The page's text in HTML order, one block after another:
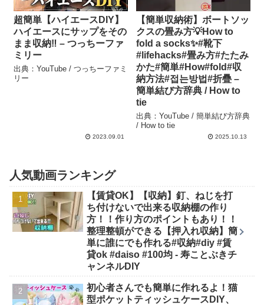
超簡単【ハイエースDIY】
ハイエースにサップをその
まま収納‼️ – つっちーファ
ミリー
出典：YouTube / つっちーファミ
リー
2023.09.01
【簡単収納術】ボートソッ
クスの畳み方💡How to
fold a socks✨#靴下
#lifehacks#畳み方#たたみ
かた#簡単#How#fold#収
納方法#접는방법#折疊 –
簡単結び方辞典 / How to
tie
出典：YouTube / 簡単結び方辞典
/ How to tie
2025.10.13
人気動画ランキング
【賃貸OK】【収納】釘、ねじを打
ち付けないで出来る収納棚の作り
方！！作り方のポイントもあり！！
整理整頓ができる【押入れ収納】簡
単に誰にでも作れる#収納#diy #賃
貸ok #daiso #100均 - 寿ことぶきチ
ャンネルDIY
初心者さんでも簡単に作れるよ！猫
型ポケットティッシュケースDIY、